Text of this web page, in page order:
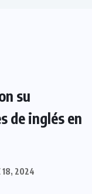
su
de inglés en
18, 2024